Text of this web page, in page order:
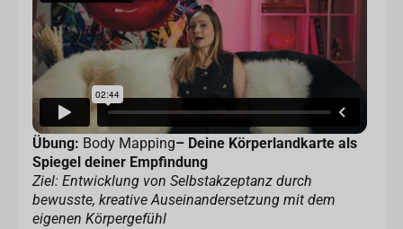
Übung: Body Mapping– Deine Körperlandkarte als
Spiegel deiner Empfindung
Ziel: Entwicklung von Selbstakzeptanz durch
bewusste, kreative Auseinandersetzung mit dem
eigenen Körpergefühl